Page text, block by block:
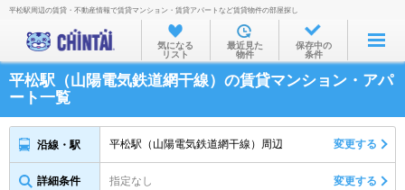
お部屋を探す
沿線・駅から
住所から
家賃相場から
平松駅周辺の賃貸・不動産情報で賃貸マンション・賃貸アパートなど賃貸物件の部屋探し
気になる
リスト
最近見た
物件
保存中の
条件
平松駅（山陽電気鉄道網干線）の賃貸マンション・アパ
ート一覧
沿線・駅 平松駅（山陽電気鉄道網干線）周辺 変更する
詳細条件 指定なし 変更する